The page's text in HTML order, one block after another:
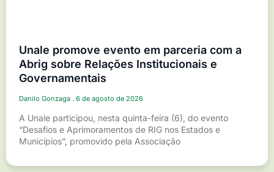
Unale promove evento em parceria com a
Abrig sobre Relações Institucionais e
Governamentais
Danilo Gonzaga 6 de agosto de 2026
A Unale participou, nesta quinta-feira (6), do evento
“Desafios e Aprimoramentos de RIG nos Estados e
Municípios”, promovido pela Associação